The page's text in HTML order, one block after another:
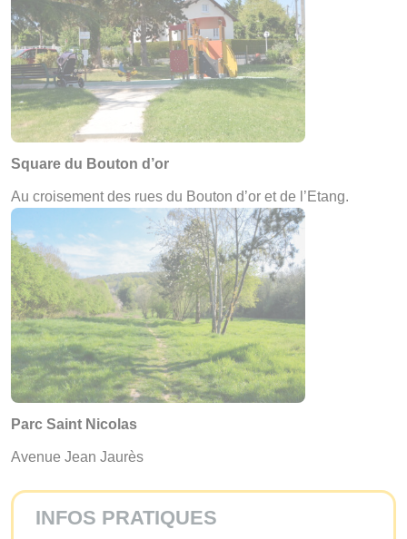
Square du Bouton d’or
Au croisement des rues du Bouton d’or et de l’Etang.
Parc Saint Nicolas
Avenue Jean Jaurès
INFOS PRATIQUES